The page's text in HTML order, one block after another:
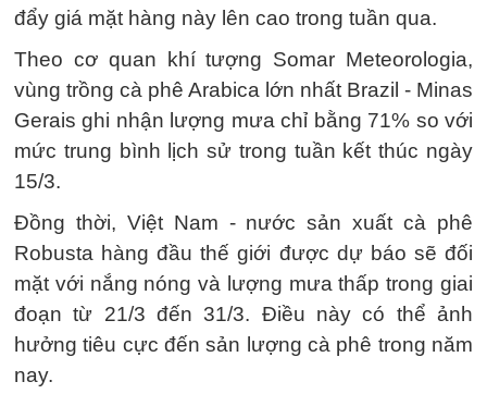
đẩy giá mặt hàng này lên cao trong tuần qua.
Theo cơ quan khí tượng Somar Meteorologia,
vùng trồng cà phê Arabica lớn nhất Brazil - Minas
Gerais ghi nhận lượng mưa chỉ bằng 71% so với
mức trung bình lịch sử trong tuần kết thúc ngày
15/3.
Đồng thời, Việt Nam - nước sản xuất cà phê
Robusta hàng đầu thế giới được dự báo sẽ đối
mặt với nắng nóng và lượng mưa thấp trong giai
đoạn từ 21/3 đến 31/3. Điều này có thể ảnh
hưởng tiêu cực đến sản lượng cà phê trong năm
nay.